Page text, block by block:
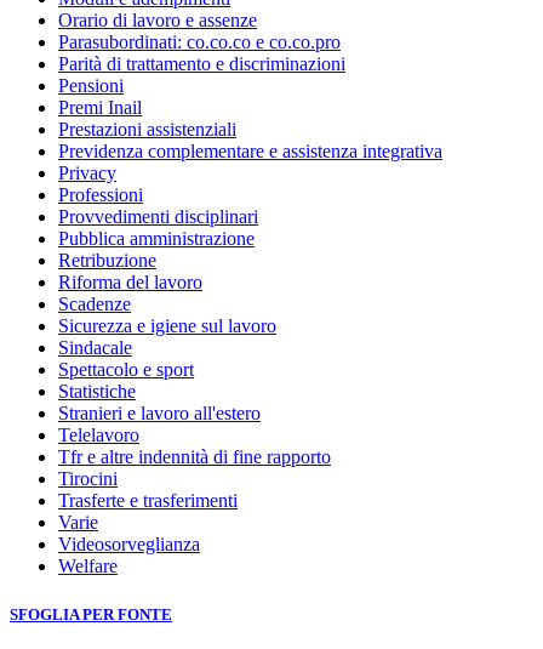
Orario di lavoro e assenze
Parasubordinati: co.co.co e co.co.pro
Parità di trattamento e discriminazioni
Pensioni
Premi Inail
Prestazioni assistenziali
Previdenza complementare e assistenza integrativa
Privacy
Professioni
Provvedimenti disciplinari
Pubblica amministrazione
Retribuzione
Riforma del lavoro
Scadenze
Sicurezza e igiene sul lavoro
Sindacale
Spettacolo e sport
Statistiche
Stranieri e lavoro all'estero
Telelavoro
Tfr e altre indennità di fine rapporto
Tirocini
Trasferte e trasferimenti
Varie
Videosorveglianza
Welfare
SFOGLIA PER FONTE